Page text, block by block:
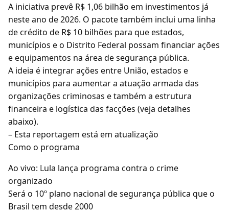
A iniciativa prevê R$ 1,06 bilhão em investimentos já
neste ano de 2026. O pacote também inclui uma linha
de crédito de R$ 10 bilhões para que estados,
municípios e o Distrito Federal possam financiar ações
e equipamentos na área de segurança pública.
A ideia é integrar ações entre União, estados e
municípios para aumentar a atuação armada das
organizações criminosas e também a estrutura
financeira e logística das facções (veja detalhes
abaixo).
– Esta reportagem está em atualização
Como o programa
Ao vivo: Lula lança programa contra o crime
organizado
Será o 10º plano nacional de segurança pública que o
Brasil tem desde 2000